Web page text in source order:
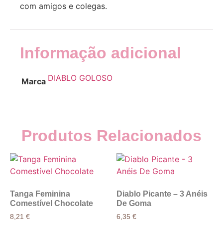
com amigos e colegas.
Informação adicional
Marca DIABLO GOLOSO
Produtos Relacionados
Tanga Feminina
Comestível Chocolate
8,21 €
Diablo Picante – 3 Anéis
De Goma
6,35 €